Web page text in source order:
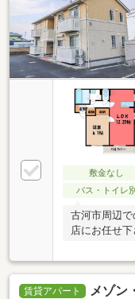
敷金なし
バス・トイレ別
古河市周辺
店にお任せ下
賃貸アパート メゾン